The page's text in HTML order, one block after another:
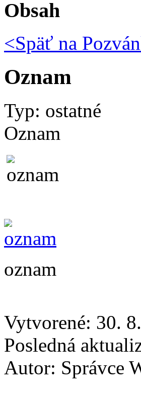
Obsah
<Späť na
Oznam
Typ: ostatné
Oznam
oznam
Vytvorené: 30.
Posledná
Autor: Správce